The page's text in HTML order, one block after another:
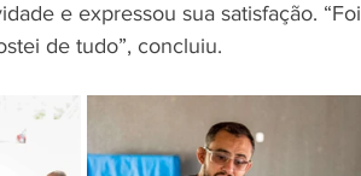
e expressou sua satisfação. “Foi
de tudo”, concluiu.